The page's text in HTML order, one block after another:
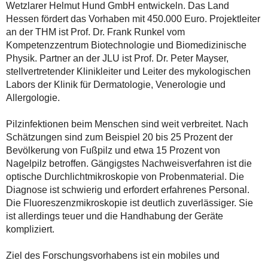
Wetzlarer Helmut Hund GmbH entwickeln. Das Land
Hessen fördert das Vorhaben mit 450.000 Euro. Projektleiter
an der THM ist Prof. Dr. Frank Runkel vom
Kompetenzzentrum Biotechnologie und Biomedizinische
Physik. Partner an der JLU ist Prof. Dr. Peter Mayser,
stellvertretender Klinikleiter und Leiter des mykologischen
Labors der Klinik für Dermatologie, Venerologie und
Allergologie.
Pilzinfektionen beim Menschen sind weit verbreitet. Nach
Schätzungen sind zum Beispiel 20 bis 25 Prozent der
Bevölkerung von Fußpilz und etwa 15 Prozent von
Nagelpilz betroffen. Gängigstes Nachweisverfahren ist die
optische Durchlichtmikroskopie von Probenmaterial. Die
Diagnose ist schwierig und erfordert erfahrenes Personal.
Die Fluoreszenzmikroskopie ist deutlich zuverlässiger. Sie
ist allerdings teuer und die Handhabung der Geräte
kompliziert.
Ziel des Forschungsvorhabens ist ein mobiles und